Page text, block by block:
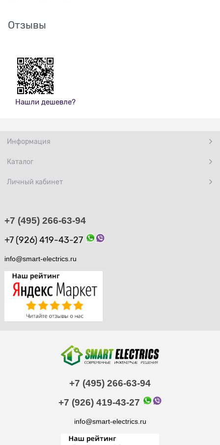
Отзывы
Нашли дешевле?
Информация
Каталог
Личный кабинет
+7 (495) 266-63-94
+7 (926) 419-43-27
info@smart-electrics.ru
+7 (495) 266-63-94
+7 (926) 419-43-27
info@smart-electrics.ru